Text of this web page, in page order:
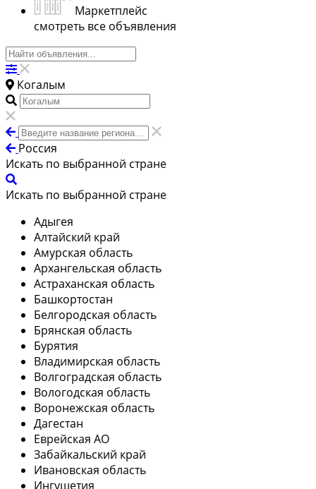
Маркетплейс
смотреть все объявления
Когалым
Россия
Искать по выбранной стране
Искать по выбранной стране
Адыгея
Алтайский край
Амурская область
Архангельская область
Астраханская область
Башкортостан
Белгородская область
Брянская область
Бурятия
Владимирская область
Волгоградская область
Вологодская область
Воронежская область
Дагестан
Еврейская АО
Забайкальский край
Ивановская область
Ингушетия